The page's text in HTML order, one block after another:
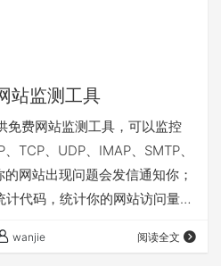
站监测工具
免费网站监测工具，可以监控
TCP、UDP、IMAP、SMTP、
网站出现问题会发信通知你；
代码，统计你的网站访问量情
wanjie 阅读全文